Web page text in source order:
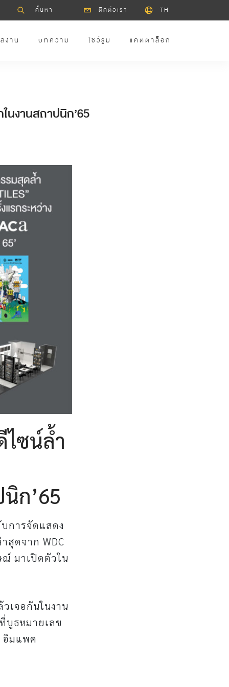
ติดต่อเรา TH
งาน บทความ โชว์รูม แคตตาล็อก
นงานสถาปนิก’65
ไซน์ล้ำ
ก’65
การจัดแสดง
สุดจาก WDC
มาเปิดตัวใน
เจอกันในงาน
บูธหมายเลข
อิมแพค